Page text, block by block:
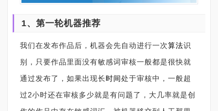
1、第一轮机器推荐
我们在发布作品后，机器会先自动进行一次算法识
别，只要作品里面没有敏感词审核一般都是很快就
通过发布了，如果出现长时间处于审核中，一般超
过2小时还在审核多少就是有问题了，大几率就是创